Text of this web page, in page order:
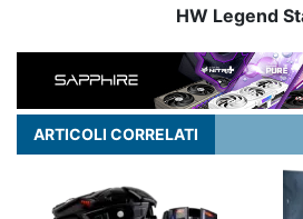
HW Legend
ARTICOLI CORRELATI